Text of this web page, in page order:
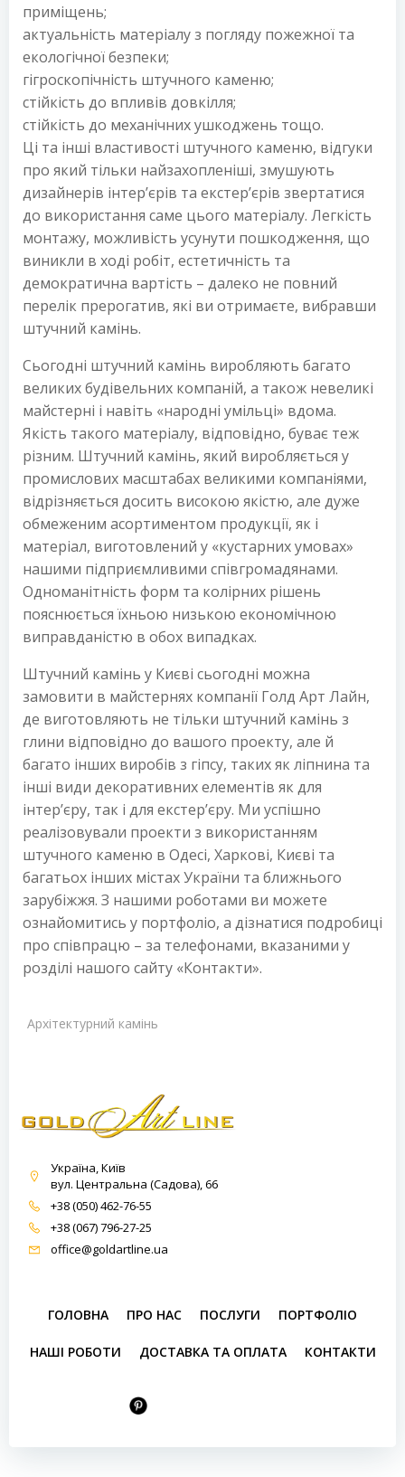
приміщень;
актуальність матеріалу з погляду пожежної та
екологічної безпеки;
гігроскопічність штучного каменю;
стійкість до впливів довкілля;
стійкість до механічних ушкоджень тощо.
Ці та інші властивості штучного каменю, відгуки
про який тільки найзахопленіші, змушують
дизайнерів інтер’єрів та екстер’єрів звертатися
до використання саме цього матеріалу. Легкість
монтажу, можливість усунути пошкодження, що
виникли в ході робіт, естетичність та
демократична вартість – далеко не повний
перелік прерогатив, які ви отримаєте, вибравши
штучний камінь.
Сьогодні штучний камінь виробляють багато
великих будівельних компаній, а також невеликі
майстерні і навіть «народні умільці» вдома.
Якість такого матеріалу, відповідно, буває теж
різним. Штучний камінь, який виробляється у
промислових масштабах великими компаніями,
відрізняється досить високою якістю, але дуже
обмеженим асортиментом продукції, як і
матеріал, виготовлений у «кустарних умовах»
нашими підприємливими співгромадянами.
Одноманітність форм та колірних рішень
пояснюється їхньою низькою економічною
виправданістю в обох випадках.
Штучний камінь у Києві сьогодні можна
замовити в майстернях компанії Голд Арт Лайн,
де виготовляють не тільки штучний камінь з
глини відповідно до вашого проекту, але й
багато інших виробів з гіпсу, таких як ліпнина та
інші види декоративних елементів як для
інтер’єру, так і для екстер’єру. Ми успішно
реалізовували проекти з використанням
штучного каменю в Одесі, Харкові, Києві та
багатьох інших містах України та ближнього
зарубіжжя. З нашими роботами ви можете
ознайомитись у портфоліо, а дізнатися подробиці
про співпрацю – за телефонами, вказаними у
розділі нашого сайту «Контакти».
Архітектурний камінь
Україна, Київ
вул. Центральна (Садова), 66
+38 (050) 462-76-55
+38 (067) 796-27-25
office@goldartline.ua
ГОЛОВНА ПРО НАС ПОСЛУГИ ПОРТФОЛІО
НАШІ РОБОТИ ДОСТАВКА ТА ОПЛАТА КОНТАКТИ